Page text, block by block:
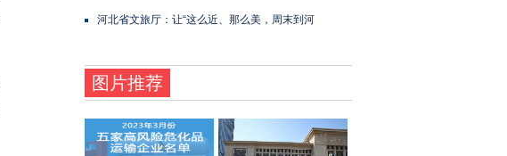
河北省文旅厅：让“这么近、那么美，周末到河
图片推荐